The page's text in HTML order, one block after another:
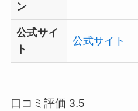
ン
公式サイ
ト
公式サイト
口コミ評価 3.5